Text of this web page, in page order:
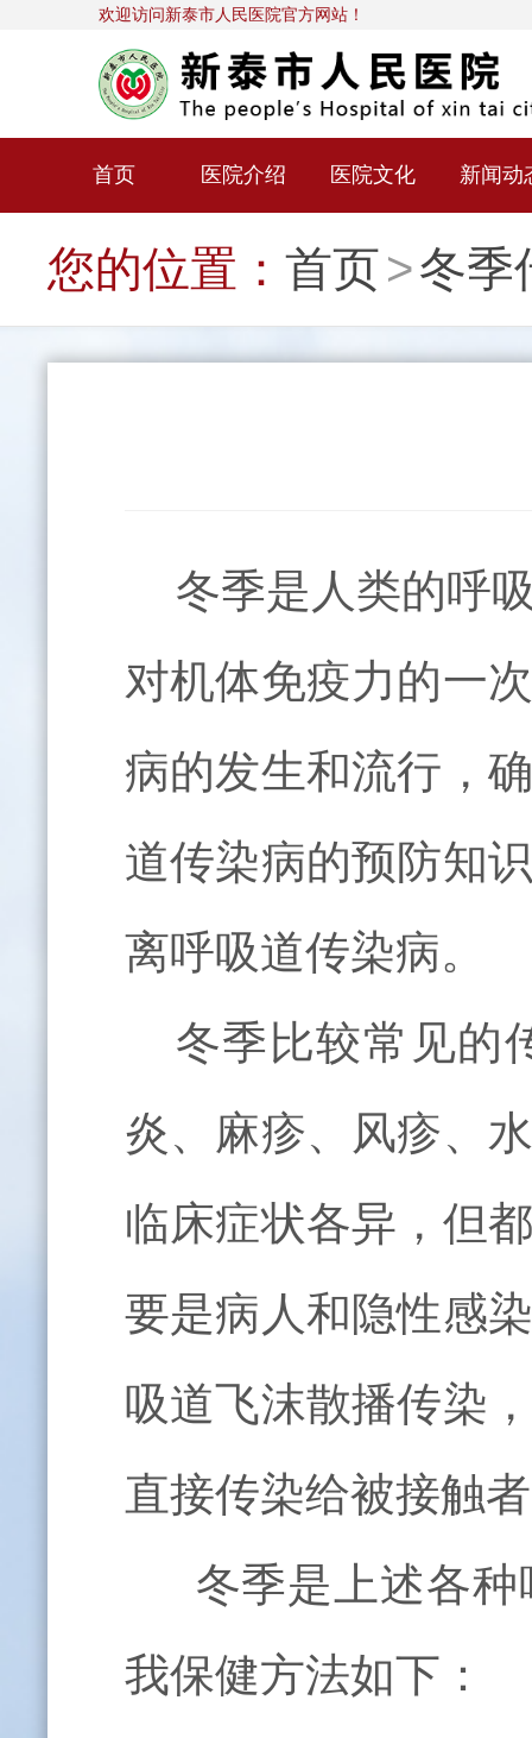
欢迎访问新泰市人民医院官方网站！
首页 医院介绍 医院文化 新闻动
您的位置： 首页>冬季
冬季是人类的呼
对机体免疫力的一
病的发生和流行，
道传染病的预防知
离呼吸道传染病。
冬季比较常见的
炎、麻疹、风疹、
临床症状各异，但
要是病人和隐性感
吸道飞沫散播传染
直接传染给被接触
冬季是上述各种
我保健方法如下：